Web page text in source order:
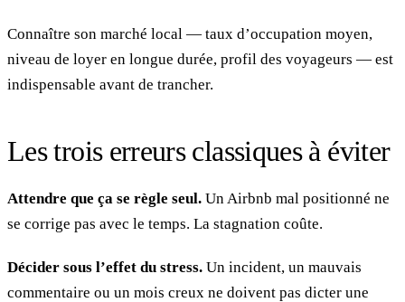
Connaître son marché local — taux d’occupation moyen,
niveau de loyer en longue durée, profil des voyageurs — est
indispensable avant de trancher.
Les trois erreurs classiques à éviter
Attendre que ça se règle seul. Un Airbnb mal positionné ne
se corrige pas avec le temps. La stagnation coûte.
Décider sous l’effet du stress. Un incident, un mauvais
commentaire ou un mois creux ne doivent pas dicter une